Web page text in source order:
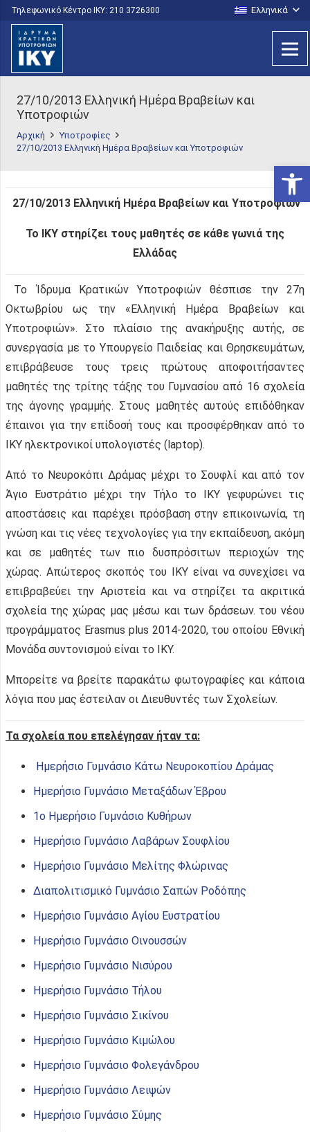
Τηλεφωνικό Κέντρο IKY: 210 3726300 Ελληνικά
27/10/2013 Ελληνική Ημέρα Βραβείων και
Υποτροφιών
Αρχική
Υποτροφίες
27/10/2013 Ελληνική Ημέρα Βραβείων και Υποτροφιών
27/10/2013 Ελληνική Ημέρα Βραβείων και Υποτροφιών
Το ΙΚΥ στηρίζει τους μαθητές σε κάθε γωνιά της
Ελλάδας
Το Ίδρυμα Κρατικών Υποτροφιών θέσπισε την 27η
Οκτωβρίου ως την «Ελληνική Ημέρα Βραβείων και
Υποτροφιών». Στο πλαίσιο της ανακήρυξης αυτής, σε
συνεργασία με το Υπουργείο Παιδείας και Θρησκευμάτων,
επιβράβευσε τους τρεις πρώτους αποφοιτήσαντες
μαθητές της τρίτης τάξης του Γυμνασίου από 16 σχολεία
της άγονης γραμμής. Στους μαθητές αυτούς επιδόθηκαν
έπαινοι για την επίδοσή τους και προσφέρθηκαν από το
ΙΚΥ ηλεκτρονικοί υπολογιστές (laptop).
Από το Νευροκόπι Δράμας μέχρι το Σουφλί και από τον
Άγιο Ευστράτιο μέχρι την Τήλο το ΙΚΥ γεφυρώνει τις
αποστάσεις και παρέχει πρόσβαση στην επικοινωνία, τη
γνώση και τις νέες τεχνολογίες για την εκπαίδευση, ακόμη
και σε μαθητές των πιο δυσπρόσιτων περιοχών της
χώρας. Απώτερος σκοπός του ΙΚΥ είναι να συνεχίσει να
επιβραβεύει την Αριστεία και να στηρίζει τα ακριτικά
σχολεία της χώρας μας μέσω και των δράσεων. του νέου
προγράμματος Erasmus plus 2014-2020, του οποίου Εθνική
Μονάδα συντονισμού είναι το ΙΚΥ.
Μπορείτε να βρείτε παρακάτω φωτογραφίες και κάποια
λόγια που μας έστειλαν οι Διευθυντές των Σχολείων.
Τα σχολεία που επελέγησαν ήταν τα:
Ημερήσιο Γυμνάσιο Κάτω Νευροκοπίου Δράμας
Ημερήσιο Γυμνάσιο Μεταξάδων Έβρου
1ο Ημερήσιο Γυμνάσιο Κυθήρων
Ημερήσιο Γυμνάσιο Λαβάρων Σουφλίου
Ημερήσιο Γυμνάσιο Μελίτης Φλώρινας
Διαπολιτισμικό Γυμνάσιο Σαπών Ροδόπης
Ημερήσιο Γυμνάσιο Αγίου Ευστρατίου
Ημερήσιο Γυμνάσιο Οινουσσών
Ημερήσιο Γυμνάσιο Νισύρου
Ημερήσιο Γυμνάσιο Τήλου
Ημερήσιο Γυμνάσιο Σικίνου
Ημερήσιο Γυμνάσιο Κιμώλου
Ημερήσιο Γυμνάσιο Φολεγάνδρου
Ημερήσιο Γυμνάσιο Λειψών
Ημερήσιο Γυμνάσιο Σύμης